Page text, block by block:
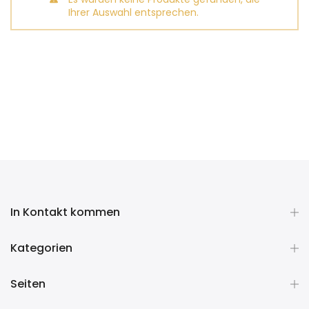
Ihrer Auswahl entsprechen.
In Kontakt kommen
Kategorien
Seiten